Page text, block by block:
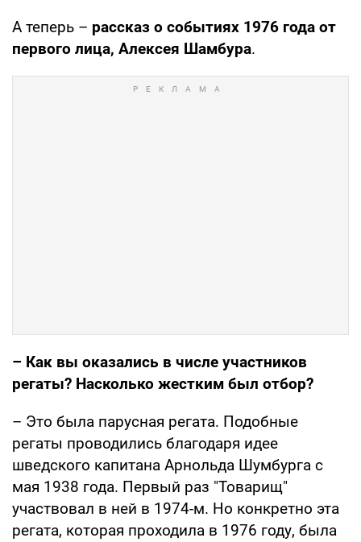
А теперь – рассказ о событиях 1976 года от
первого лица, Алексея Шамбура.
– Как вы оказались в числе участников
регаты? Насколько жестким был отбор?
– Это была парусная регата. Подобные
регаты проводились благодаря идее
шведского капитана Арнольда Шумбурга с
мая 1938 года. Первый раз "Товарищ"
участвовал в ней в 1974-м. Но конкретно эта
регата, которая проходила в 1976 году, была